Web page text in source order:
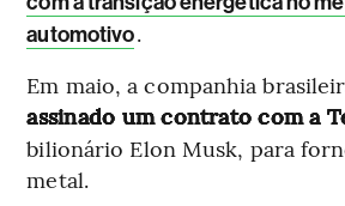
automotivo.
Em maio, a companhia
assinado um contrato com a
bilionário Elon Musk, para
metal.